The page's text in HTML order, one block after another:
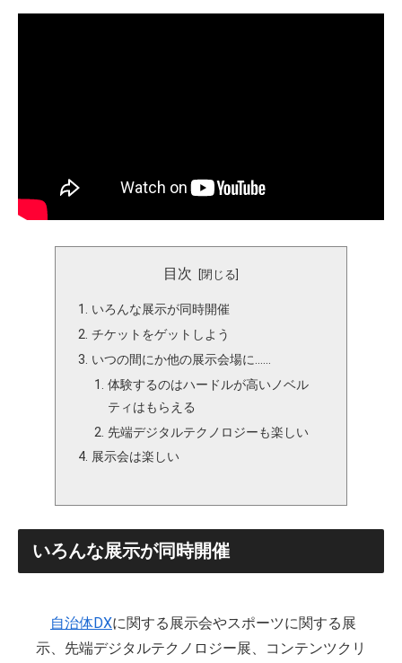
目次
いろんな展示が同時開催
チケットをゲットしよう
いつの間にか他の展示会場に……
体験するのはハードルが高いノベル
ティはもらえる
先端デジタルテクノロジーも楽しい
展示会は楽しい
いろんな展示が同時開催
自治体DXに関する展示会やスポーツに関する展
示、先端デジタルテクノロジー展、コンテンツクリ